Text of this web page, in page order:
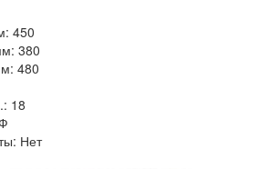
450
380
480
18
Нет